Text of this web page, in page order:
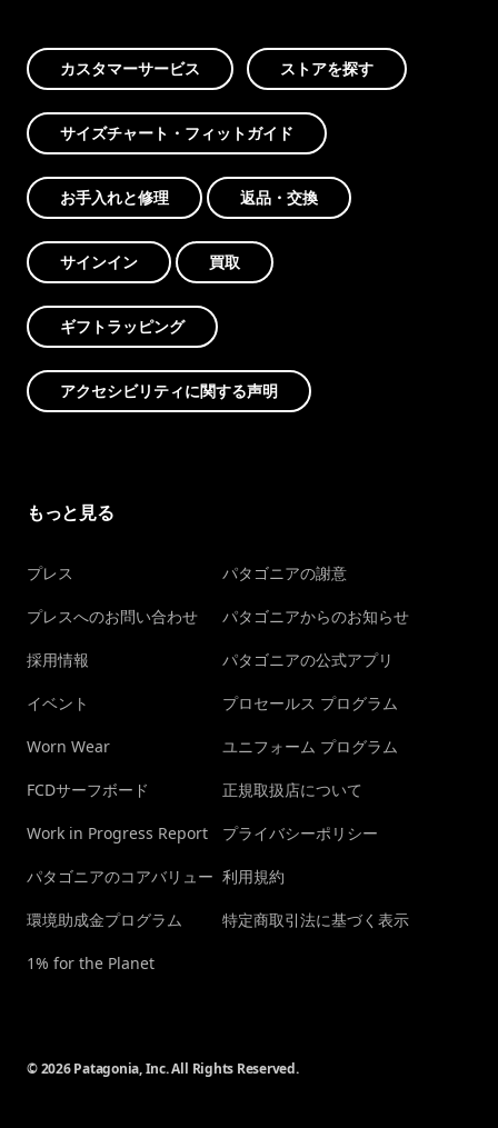
カスタマーサービス ストアを探す
サイズチャート・フィットガイド
お手入れと修理 返品・交換
サインイン 買取
ギフトラッピング
アクセシビリティに関する声明
もっと見る
プレス
プレスへのお問い合わせ
採用情報
イベント
Worn Wear
FCDサーフボード
Work in Progress Report
パタゴニアのコアバリュー
環境助成金プログラム
1% for the Planet
パタゴニアの謝意
パタゴニアからのお知らせ
パタゴニアの公式アプリ
プロセールス プログラム
ユニフォーム プログラム
正規取扱店について
プライバシーポリシー
利用規約
特定商取引法に基づく表示
© 2026 Patagonia, Inc. All Rights Reserved.